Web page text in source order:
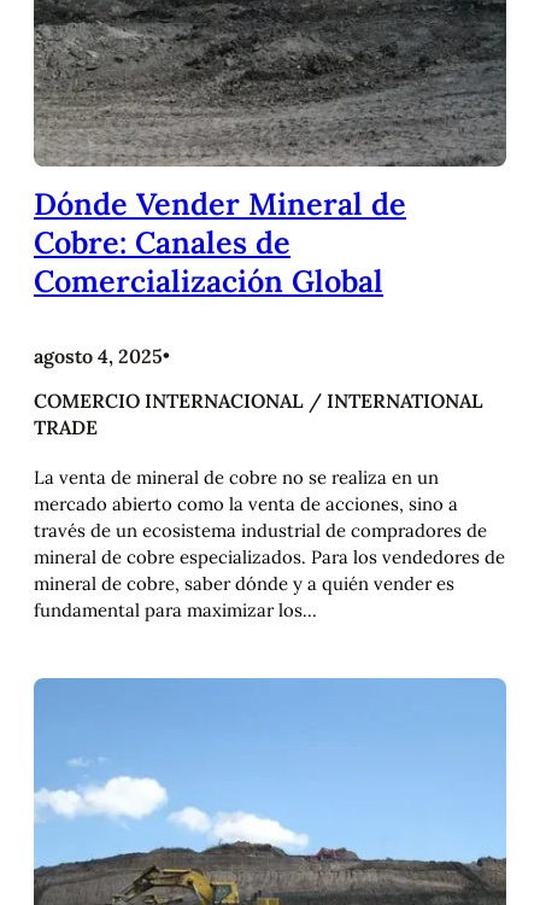
Dónde Vender Mineral de
Cobre: Canales de
Comercialización Global
agosto 4, 2025•
COMERCIO INTERNACIONAL / INTERNATIONAL
TRADE
La venta de mineral de cobre no se realiza en un
mercado abierto como la venta de acciones, sino a
través de un ecosistema industrial de compradores de
mineral de cobre especializados. Para los vendedores de
mineral de cobre, saber dónde y a quién vender es
fundamental para maximizar los…